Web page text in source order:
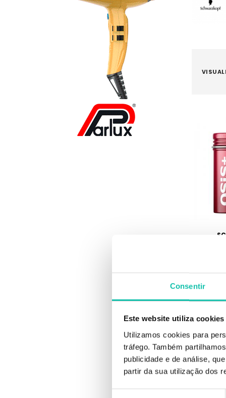
Consentir
Este website utiliza cookies
Utilizamos cookies para
tráfego. Também
publicidade e de análise,
partir da sua utilização dos